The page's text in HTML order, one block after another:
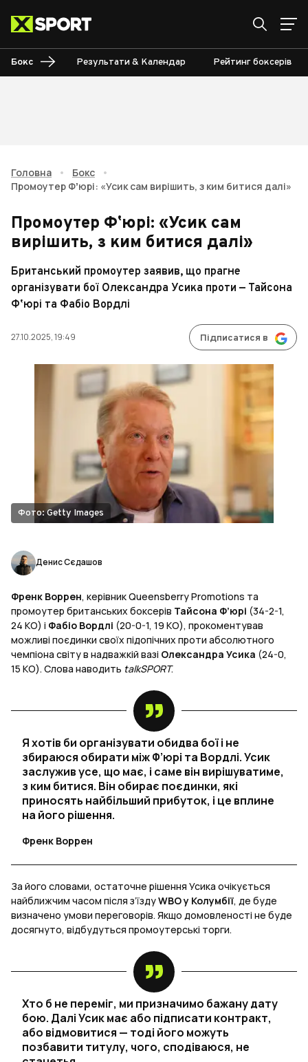
Бокс Результати & Календар Рейтинг боксерів
Головна • Бокс
•
Промоутер Фʼюрі: «Усик сам вирішить, з ким битися далі»
Промоутер Фʼюрі: «Усик сам
вирішить, з ким битися далі»
Британський промоутер заявив, що прагне
організувати бої Олександра Усика проти — Тайсона
Фʼюрі та Фабіо Вордлі
27.10.2025, 19:49 Підписатися в
Фото: Getty Images
Денис Сєдашов
Френк Воррен, керівник Queensberry Promotions та
промоутер британських боксерів Тайсона Ф’юрі (34-2-1,
24 КО) і Фабіо Вордлі (20-0-1, 19 КО), прокоментував
можливі поєдинки своїх підопічних проти абсолютного
чемпіона світу в надважкій вазі Олександра Усика (24-0,
15 КО). Слова наводить talkSPORT.
Я хотів би організувати обидва бої і не
збираюся обирати між Ф’юрі та Вордлі. Усик
заслужив усе, що має, і саме він вирішуватиме,
з ким битися. Він обирає поєдинки, які
приносять найбільший прибуток, і це вплине
на його рішення.
Френк Воррен
За його словами, остаточне рішення Усика очікується
найближчим часом після з’їздуWBO у Колумбії, де буде
визначено умови переговорів. Якщо домовленості не буде
досягнуто, відбудуться промоутерські торги.
Хто б не переміг, ми призначимо бажану дату
бою. Далі Усик має або підписати контракт,
або відмовитися — тоді його можуть
позбавити титулу, чого, сподіваюся, не